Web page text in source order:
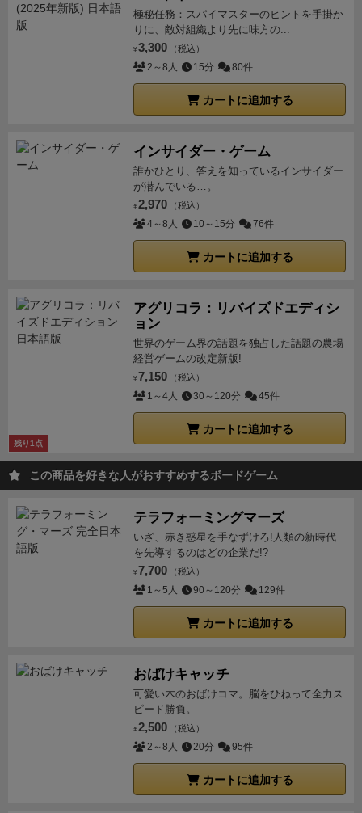
極秘任務：スパイマスターのヒントを手掛か
りに、敵対組織より先に味方の...
¥ 3,300 （税込）
2～8人 15分 80件
カートに追加する
インサイダー・ゲーム
誰かひとり、答えを知っているインサイダー
が潜んでいる…。
¥ 2,970 （税込）
4～8人 10～15分 76件
カートに追加する
残り1点
アグリコラ：リバイズドエディシ
ョン
世界のゲーム界の話題を独占した話題の農場
経営ゲームの改定新版!
¥ 7,150 （税込）
1～4人 30～120分 45件
カートに追加する
この商品を好きな人がおすすめするボードゲーム
テラフォーミングマーズ
いざ、赤き惑星を手なずけろ!人類の新時代
を先導するのはどの企業だ!?
¥ 7,700 （税込）
1～5人 90～120分 129件
カートに追加する
おばけキャッチ
可愛い木のおばけコマ。脳をひねって全力ス
ピード勝負。
¥ 2,500 （税込）
2～8人 20分 95件
カートに追加する